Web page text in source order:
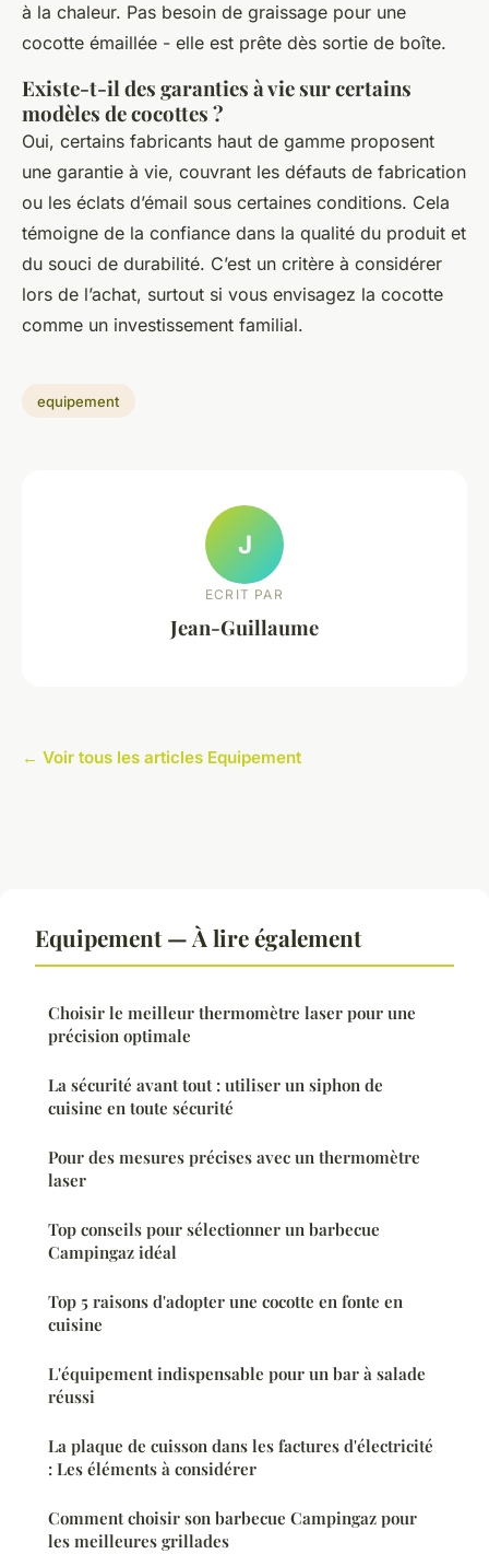
à la chaleur. Pas besoin de graissage pour une
cocotte émaillée - elle est prête dès sortie de boîte.
Existe-t-il des garanties à vie sur certains
modèles de cocottes ?
Oui, certains fabricants haut de gamme proposent
une garantie à vie, couvrant les défauts de fabrication
ou les éclats d’émail sous certaines conditions. Cela
témoigne de la confiance dans la qualité du produit et
du souci de durabilité. C’est un critère à considérer
lors de l’achat, surtout si vous envisagez la cocotte
comme un investissement familial.
equipement
J
ECRIT PAR
Jean-Guillaume
← Voir tous les articles Equipement
Equipement — À lire également
Choisir le meilleur thermomètre laser pour une
précision optimale
La sécurité avant tout : utiliser un siphon de
cuisine en toute sécurité
Pour des mesures précises avec un thermomètre
laser
Top conseils pour sélectionner un barbecue
Campingaz idéal
Top 5 raisons d'adopter une cocotte en fonte en
cuisine
L'équipement indispensable pour un bar à salade
réussi
La plaque de cuisson dans les factures d'électricité
: Les éléments à considérer
Comment choisir son barbecue Campingaz pour
les meilleures grillades